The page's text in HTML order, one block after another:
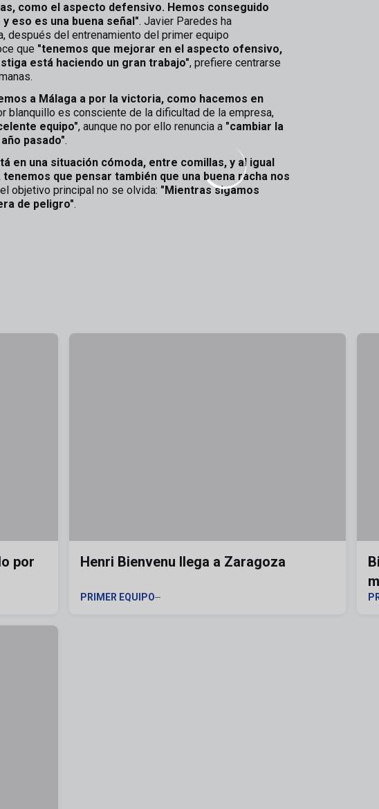
como el aspecto defensivo. Hemos conseguido
eso es una buena señal". Javier Paredes ha
después del entrenamiento del primer equipo
que "tenemos que mejorar en el aspecto ofensivo,
está haciendo un gran trabajo", prefiere centrarse
a Málaga a por la victoria, como hacemos en
blanquillo es consciente de la dificultad de la empresa,
equipo", aunque no por ello renuncia a "cambiar la
pasado".
en una situación cómoda, entre comillas, y al igual
que pensar también que una buena racha nos
objetivo principal no se olvida: "Mientras sigamos
de peligro".
por
Henri Bienvenu llega a Zaragoza
PRIMER EQUIPO